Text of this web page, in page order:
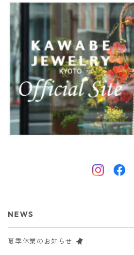
NEWS
夏季休業のお知らせ